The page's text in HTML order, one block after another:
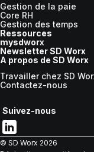
Gestion de la paie
Core RH
Gestion des temps
Ressources
mysdworx
Newsletter SD Worx
A propos de SD Worx
Travailler chez SD
Contactez-nous
Suivez-nous
© SD Worx 2026